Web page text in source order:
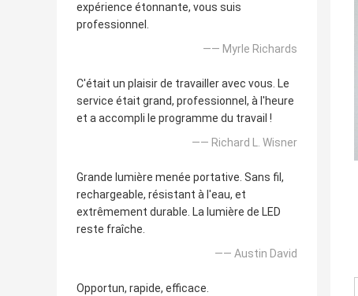
expérience étonnante, vous suis
professionnel.
—— Myrle Richards
C'était un plaisir de travailler avec vous. Le
service était grand, professionnel, à l'heure
et a accompli le programme du travail !
—— Richard L. Wisner
Grande lumière menée portative. Sans fil,
rechargeable, résistant à l'eau, et
extrêmement durable. La lumière de LED
reste fraîche.
—— Austin David
Opportun, rapide, efficace.